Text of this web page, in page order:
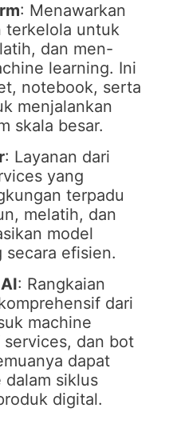
: Menawarkan
terkelola untuk
dan men-
learning. Ini
notebook, serta
menjalankan
skala besar.
: Layanan dari
yang
terpadu
melatih, dan
model
secara efisien.
: Rangkaian
dari
machine
dan bot
dapat
siklus
digital.